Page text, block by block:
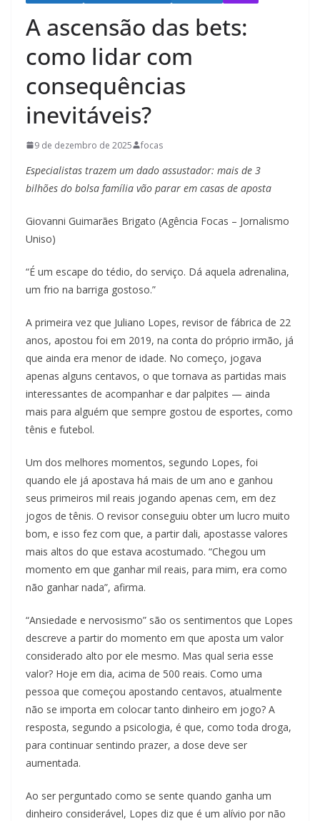
A ascensão das bets:
como lidar com
consequências
inevitáveis?
9 de dezembro de 2025 focas
Especialistas trazem um dado assustador: mais de 3
bilhões do bolsa família vão parar em casas de aposta
Giovanni Guimarães Brigato (Agência Focas – Jornalismo
Uniso)
“É um escape do tédio, do serviço. Dá aquela adrenalina,
um frio na barriga gostoso.”
A primeira vez que Juliano Lopes, revisor de fábrica de 22
anos, apostou foi em 2019, na conta do próprio irmão, já
que ainda era menor de idade. No começo, jogava
apenas alguns centavos, o que tornava as partidas mais
interessantes de acompanhar e dar palpites — ainda
mais para alguém que sempre gostou de esportes, como
tênis e futebol.
Um dos melhores momentos, segundo Lopes, foi
quando ele já apostava há mais de um ano e ganhou
seus primeiros mil reais jogando apenas cem, em dez
jogos de tênis. O revisor conseguiu obter um lucro muito
bom, e isso fez com que, a partir dali, apostasse valores
mais altos do que estava acostumado. “Chegou um
momento em que ganhar mil reais, para mim, era como
não ganhar nada”, afirma.
“Ansiedade e nervosismo” são os sentimentos que Lopes
descreve a partir do momento em que aposta um valor
considerado alto por ele mesmo. Mas qual seria esse
valor? Hoje em dia, acima de 500 reais. Como uma
pessoa que começou apostando centavos, atualmente
não se importa em colocar tanto dinheiro em jogo? A
resposta, segundo a psicologia, é que, como toda droga,
para continuar sentindo prazer, a dose deve ser
aumentada.
Ao ser perguntado como se sente quando ganha um
dinheiro considerável, Lopes diz que é um alívio por não